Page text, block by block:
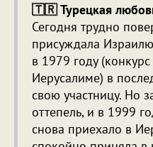
🇹🇷 Турецкая
Сегодня трудно
присуждала
в 1979 году
Иерусалиме) в
свою участницу. Но
оттепель, и в 1999
снова приехало в